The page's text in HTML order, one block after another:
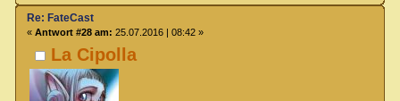
La Cipolla
Re: FateCast
« Antwort #28 am: 25.07.2016 | 08:42 »